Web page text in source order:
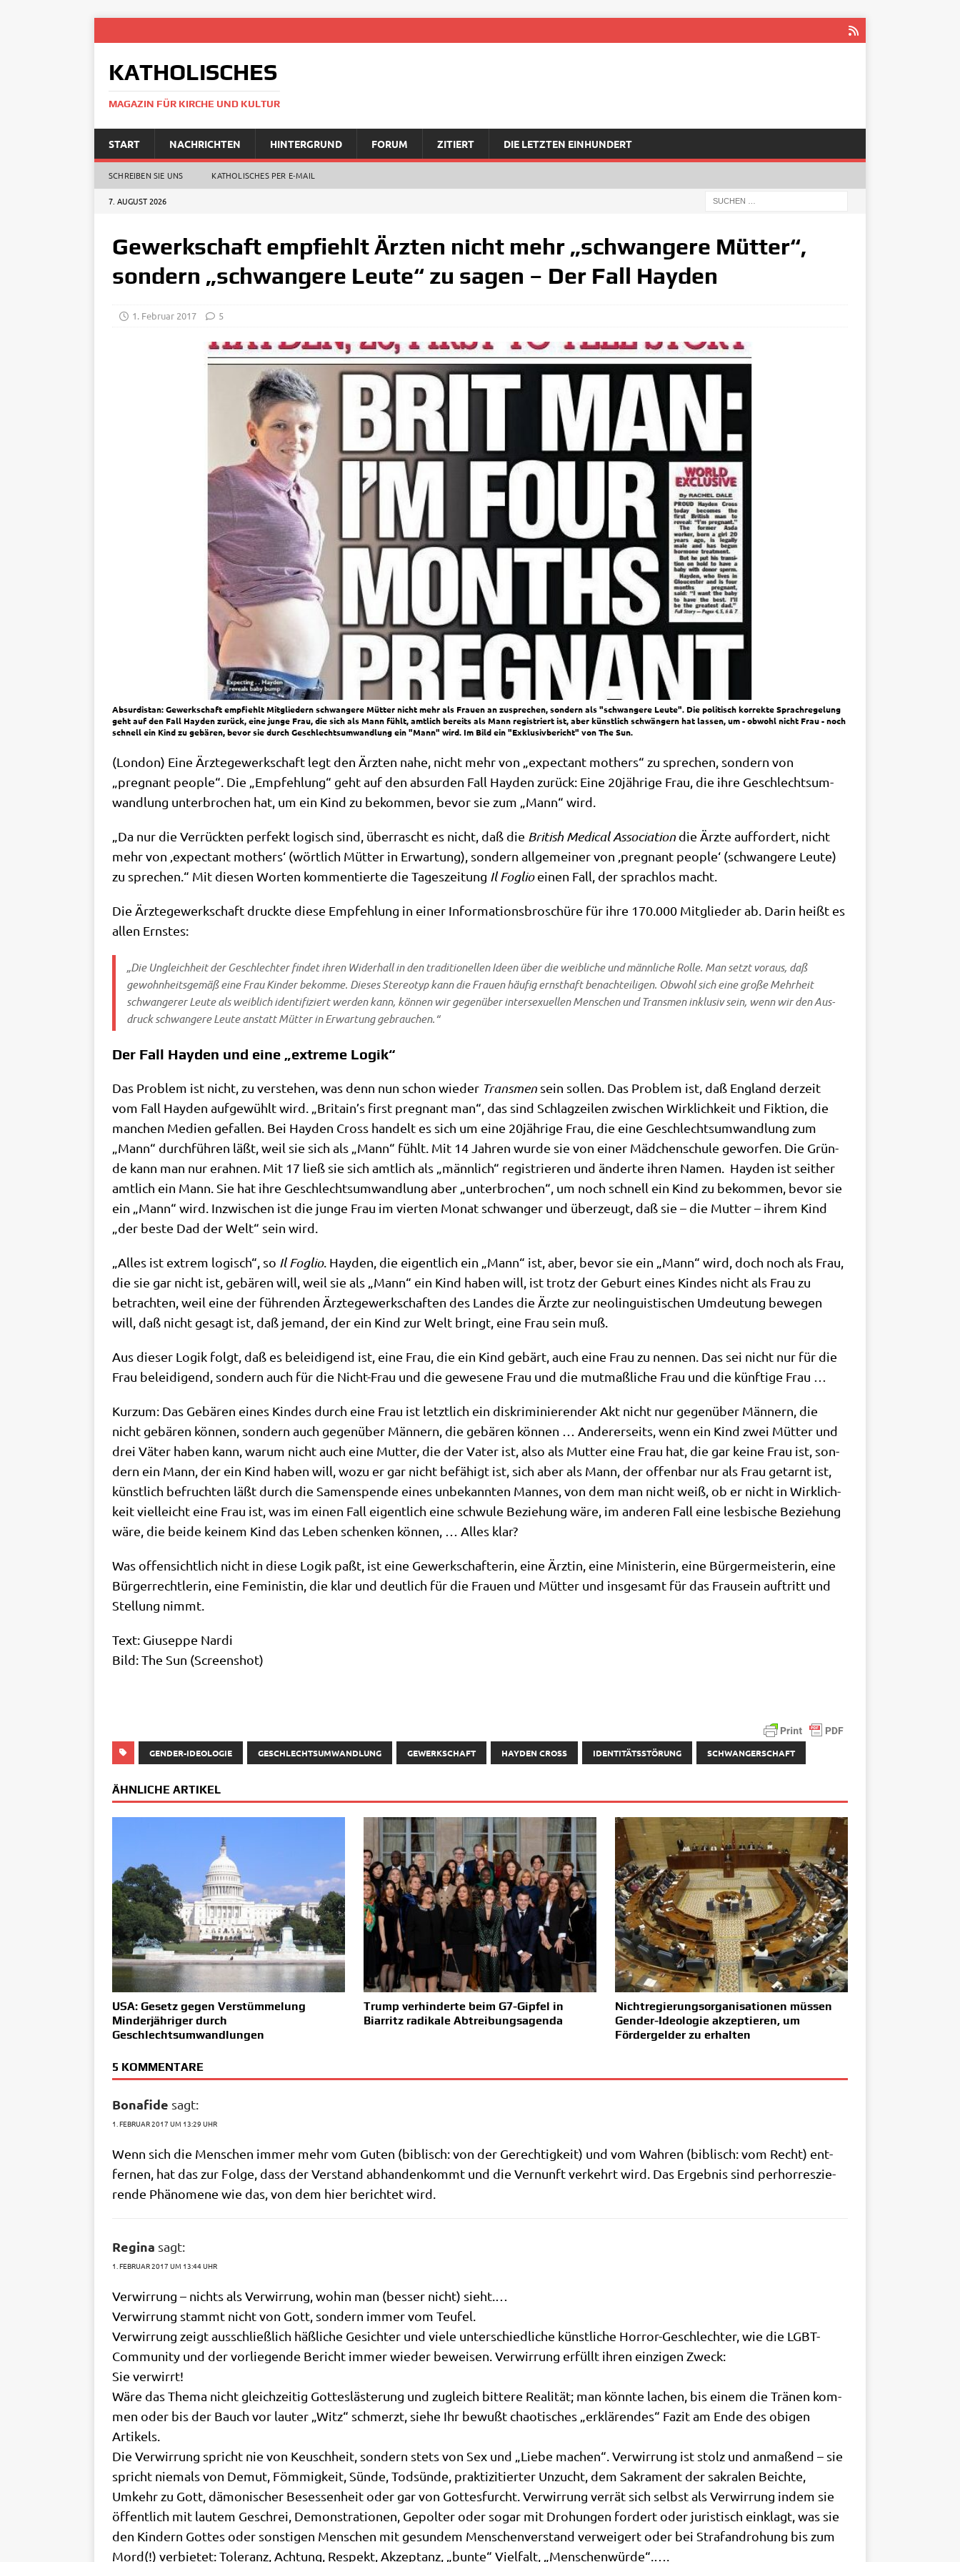
KATHOLISCHES
MAGAZIN FÜR KIRCHE UND KULTUR
START NACHRICHTEN HINTERGRUND FORUM ZITIERT DIE LETZTEN EINHUNDERT
SCHREIBEN SIE UNS KATHOLISCHES PER E‑MAIL
7. AUGUST 2026
Gewerkschaft empfiehlt Ärzten nicht mehr „schwangere Mütter“,
sondern „schwangere Leute“ zu sagen – Der Fall Hayden
1. Februar 2017 5
Absurdistan: Gewerkschaft empfiehlt Mitgliedern schwangere Mütter nicht mehr als Frauen an zusprechen, sondern als "schwangere Leute". Die politisch korrekte Sprachregelung
geht auf den Fall Hayden zurück, eine junge Frau, die sich als Mann fühlt, amtlich bereits als Mann registriert ist, aber künstlich schwängern hat lassen, um - obwohl nicht Frau - noch
schnell ein Kind zu gebären, bevor sie durch Geschlechtsumwandlung ein "Mann" wird. Im Bild ein "Exklusivbericht" von The Sun.
(Lon­don) Eine Ärz­te­ge­werk­schaft legt den Ärz­ten nahe, nicht mehr von „expec­tant mothers“ zu spre­chen, son­dern von
„pregnant peo­p­le“. Die „Emp­feh­lung“ geht auf den absur­den Fall Hay­den zurück: Eine 20jährige Frau, die ihre Geschlechts­um­
wand­lung unter­bro­chen hat, um ein Kind zu bekom­men, bevor sie zum „Mann“ wird.
„Da nur die Ver­rück­ten per­fekt logisch sind, über­rascht es nicht, daß die Bri­tish Medi­cal Asso­cia­ti­on die Ärz­te auf­for­dert, nicht
mehr von ‚expec­tant mothers‘ (wört­lich Müt­ter in Erwar­tung), son­dern all­ge­mei­ner von ‚pregnant peo­p­le‘ (schwan­ge­re Leu­te)
zu spre­chen.“ Mit die­sen Wor­ten kom­men­tier­te die Tages­zei­tung Il Foglioeinen Fall, der sprach­los macht.
Die Ärz­te­ge­werk­schaft druck­te die­se Emp­feh­lung in einer Infor­ma­ti­ons­bro­schü­re für ihre 170.000 Mit­glie­der ab. Dar­in heißt es
allen Ernstes:
„Die Ungleich­heit der Geschlech­ter fin­det ihren Wider­hall in den tra­di­tio­nel­len Ideen über die weib­li­che und männ­li­che Rol­le. Man setzt vor­aus, daß
gewohn­heits­ge­mäß eine Frau Kin­der bekom­me. Die­ses Ste­reo­typ kann die Frau­en häu­fig ernst­haft benach­tei­li­gen. Obwohl sich eine gro­ße Mehr­heit
schwan­ge­rer Leu­te als weib­lich iden­ti­fi­ziert wer­den kann, kön­nen wir gegen­über inter­se­xu­el­len Men­schen und Trans­men inklu­siv sein, wenn wir den Aus­
druck schwan­ge­re Leu­te anstatt Müt­ter in Erwar­tung gebrauchen.“
Der Fall Hayden und eine „extreme Logik“
Das Pro­blem ist nicht, zu ver­ste­hen, was denn nun schon wie­der Trans­men sein sol­len. Das Pro­blem ist, daß Eng­land der­zeit
vom Fall Hay­den auf­ge­wühlt wird. „ Britain’s first pregnant man“, das sind Schlag­zei­len zwi­schen Wirk­lich­keit und Fik­ti­on, die
man­chen Medi­en gefal­len. Bei Hay­den Cross han­delt es sich um eine 20jährige Frau, die eine Geschlechts­um­wand­lung zum
„Mann“ durch­füh­ren läßt, weil sie sich als „Mann“ fühlt. Mit 14 Jah­ren wur­de sie von einer Mäd­chen­schu­le gewor­fen. Die Grün­
de kann man nur erah­nen. Mit 17 ließ sie sich amt­lich als „männ­lich“ regi­strie­ren und änder­te ihren Namen. Hay­den ist seit­her
amt­lich ein Mann. Sie hat ihre Geschlechts­um­wand­lung aber „unter­bro­chen“, um noch schnell ein Kind zu bekom­men, bevor sie
ein „Mann“ wird. Inzwi­schen ist die jun­ge Frau im vier­ten Monat schwan­ger und über­zeugt, daß sie – die Mut­ter – ihrem Kind
„der beste Dad der Welt“ sein wird.
„Alles ist extrem logisch“, so Il Foglio. Hay­den, die eigent­lich ein „Mann“ ist, aber, bevor sie ein „Mann“ wird, doch noch als Frau,
die sie gar nicht ist, gebä­ren will, weil sie als „Mann“ ein Kind haben will, ist trotz der Geburt eines Kin­des nicht als Frau zu
betrach­ten, weil eine der füh­ren­den Ärz­te­ge­werk­schaf­ten des Lan­des die Ärz­te zur neo­lin­gu­isti­schen Umdeu­tung bewe­gen
will, daß nicht gesagt ist, daß jemand, der ein Kind zur Welt bringt, eine Frau sein muß.
Aus die­ser Logik folgt, daß es belei­di­gend ist, eine Frau, die ein Kind gebärt, auch eine Frau zu nen­nen. Das sei nicht nur für die
Frau belei­di­gend, son­dern auch für die Nicht-Frau und die gewe­se­ne Frau und die mut­maß­li­che Frau und die künf­ti­ge Frau …
Kurz­um: Das Gebä­ren eines Kin­des durch eine Frau ist letzt­lich ein dis­kri­mi­nie­ren­der Akt nicht nur gegen­über Män­nern, die
nicht gebä­ren kön­nen, son­dern auch gegen­über Män­nern, die gebä­ren kön­nen … Ande­rer­seits, wenn ein Kind zwei Müt­ter und
drei Väter haben kann, war­um nicht auch eine Mut­ter, die der Vater ist, also als Mut­ter eine Frau hat, die gar kei­ne Frau ist, son­
dern ein Mann, der ein Kind haben will, wozu er gar nicht befä­higt ist, sich aber als Mann, der offen­bar nur als Frau getarnt ist,
künst­lich befruch­ten läßt durch die Samen­spen­de eines unbe­kann­ten Man­nes, von dem man nicht weiß, ob er nicht in Wirk­lich­
keit viel­leicht eine Frau ist, was im einen Fall eigent­lich eine schwu­le Bezie­hung wäre, im ande­ren Fall eine les­bi­sche Bezie­hung
wäre, die bei­de kei­nem Kind das Leben schen­ken kön­nen, … Alles klar?
Was offen­sicht­lich nicht in die­se Logik paßt, ist eine Gewerk­schaf­te­rin, eine Ärz­tin, eine Mini­ste­rin, eine Bür­ger­mei­ste­rin, eine
Bür­ger­recht­le­rin, eine Femi­ni­stin, die klar und deut­lich für die Frau­en und Müt­ter und ins­ge­samt für das Frau­sein auf­tritt und
Stel­lung nimmt.
Text: Giu­sep­pe Nardi
Bild: The Sun (Screen­shot)
GENDER-IDEOLOGIE GESCHLECHTSUMWANDLUNG GEWERKSCHAFT HAYDEN CROSS IDENTITÄTSSTÖRUNG SCHWANGERSCHAFT
ÄHNLICHE ARTIKEL
USA: Gesetz gegen Verstümmelung
Minderjähriger durch
Geschlechtsumwandlungen
Trump verhinderte beim G7-Gipfel in
Biarritz radikale Abtreibungsagenda
Nichtregierungsorganisationen müssen
Gender-Ideologie akzeptieren, um
Fördergelder zu erhalten
5 KOMMENTARE
Bonafide sagt:
1. FEBRUAR 2017 UM 13:29 UHR
Wenn sich die Men­schen immer mehr vom Guten (biblisch: von der Gerech­tig­keit) und vom Wah­ren (biblisch: vom Recht) ent­
fer­nen, hat das zur Fol­ge, dass der Ver­stand abhan­den­kommt und die Ver­nunft ver­kehrt wird. Das Ergeb­nis sind per­hor­res­zie­
ren­de Phä­no­me­ne wie das, von dem hier berich­tet wird.
Regina sagt:
1. FEBRUAR 2017 UM 13:44 UHR
Ver­wir­rung – nichts als Ver­wir­rung, wohin man (bes­ser nicht) sieht.…
Ver­wir­rung stammt nicht von Gott, son­dern immer vom Teufel.
Ver­wir­rung zeigt aus­schließ­lich häß­li­che Gesich­ter und vie­le unter­schied­li­che künst­li­che Hor­ror-Geschlech­ter, wie die LGBT-
Com­mu­ni­ty und der vor­lie­gen­de Bericht immer wie­der bewei­sen. Ver­wir­rung erfüllt ihren ein­zi­gen Zweck:
Sie verwirrt!
Wäre das The­ma nicht gleich­zei­tig Got­tes­lä­ste­rung und zugleich bit­te­re Rea­li­tät; man könn­te lachen, bis einem die Trä­nen kom­
men oder bis der Bauch vor lau­ter „Witz“ schmerzt, sie­he Ihr bewußt chao­ti­sches „erklä­ren­des“ Fazit am Ende des obi­gen
Artikels.
Die Ver­wir­rung spricht nie von Keusch­heit, son­dern stets von Sex und „Lie­be machen“. Ver­wir­rung ist stolz und anma­ßend – sie
spricht nie­mals von Demut, Föm­mig­keit, Sün­de, Tod­sün­de, prak­ti­zi­tier­ter Unzucht, dem Sakra­ment der sakra­len Beich­te,
Umkehr zu Gott, dämo­ni­scher Beses­sen­heit oder gar von Got­tes­furcht. Ver­wir­rung ver­rät sich selbst als Ver­wir­rung indem sie
öffent­lich mit lau­tem Geschrei, Demon­stra­tio­nen, Gepol­ter oder sogar mit Dro­hun­gen for­dert oder juri­stisch ein­klagt, was sie
den Kin­dern Got­tes oder son­sti­gen Men­schen mit gesun­dem Men­schen­ver­stand ver­wei­gert oder bei Straf­an­dro­hung bis zum
Mord(!) ver­bie­tet: Tole­ranz, Ach­tung, Respekt, Akzep­tanz, „bun­te“ Viel­falt, „Men­schen­wür­de“.….